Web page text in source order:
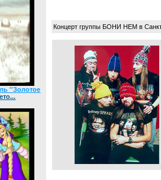
''Золотое
Концерт группы БОНИ НЕМ в